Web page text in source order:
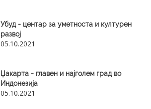
Убуд - центар за уметноста и културен
развој
05.10.2021
Џакарта - главен и најголем град во
Индонезија
05.10.2021